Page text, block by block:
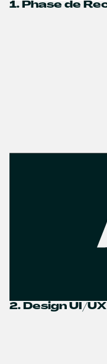
1. Phase de
2. Design UI/